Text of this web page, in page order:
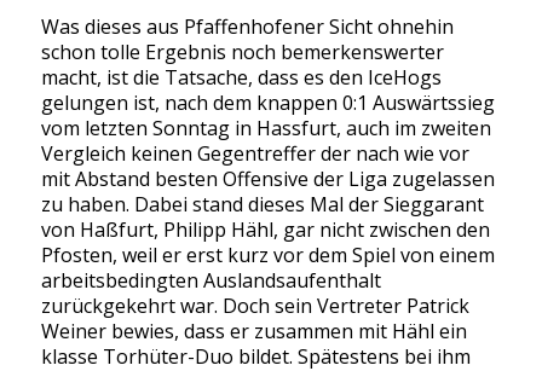
Was dieses aus Pfaffenhofener Sicht ohnehin
schon tolle Ergebnis noch bemerkenswerter
macht, ist die Tatsache, dass es den IceHogs
gelungen ist, nach dem knappen 0:1 Auswärtssieg
vom letzten Sonntag in Hassfurt, auch im zweiten
Vergleich keinen Gegentreffer der nach wie vor
mit Abstand besten Offensive der Liga zugelassen
zu haben. Dabei stand dieses Mal der Sieggarant
von Haßfurt, Philipp Hähl, gar nicht zwischen den
Pfosten, weil er erst kurz vor dem Spiel von einem
arbeitsbedingten Auslandsaufenthalt
zurückgekehrt war. Doch sein Vertreter Patrick
Weiner bewies, dass er zusammen mit Hähl ein
klasse Torhüter-Duo bildet. Spätestens bei ihm